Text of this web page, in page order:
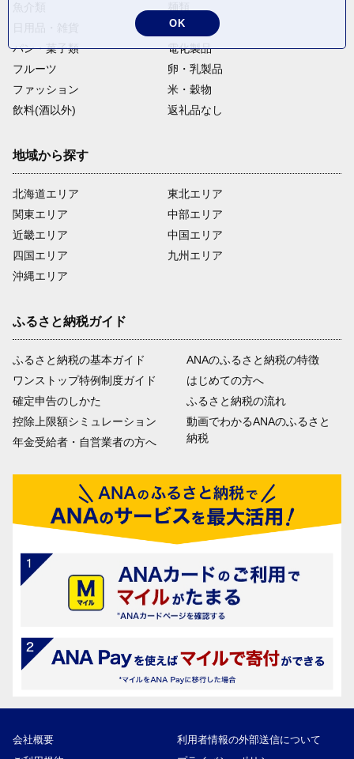
麺類
野菜
パン・菓子類
電化製品
フルーツ
卵・乳製品
ファッション
米・穀物
飲料(酒以外)
返礼品なし
地域から探す
北海道エリア
関東エリア
近畿エリア
四国エリア
沖縄エリア
東北エリア
中部エリア
中国エリア
九州エリア
ふるさと納税ガイド
ふるさと納税の基本ガイド
ワンストップ特例制度ガイド
確定申告のしかた
控除上限額シミュレーション
年金受給者・自営業者の方へ
ANAのふるさと納税の特徴
はじめての方へ
ふるさと納税の流れ
動画でわかるANAのふるさと
納税
会社概要
利用者情報の外部送信について
OK